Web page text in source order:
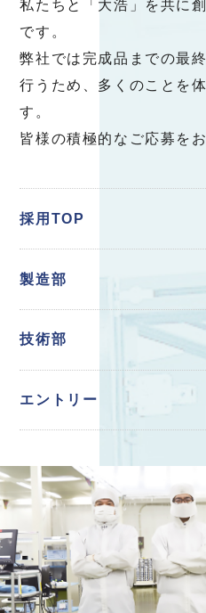
私たちと「大浩」を共に
です。
弊社では完成品までの最
行うため、多くのことを
す。
皆様の積極的なご応募を
採用TOP
製造部
技術部
エントリー